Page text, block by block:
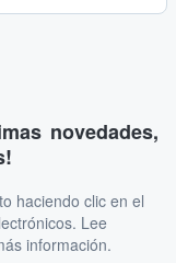
novedades,
haciendo clic en el
Lee
información.